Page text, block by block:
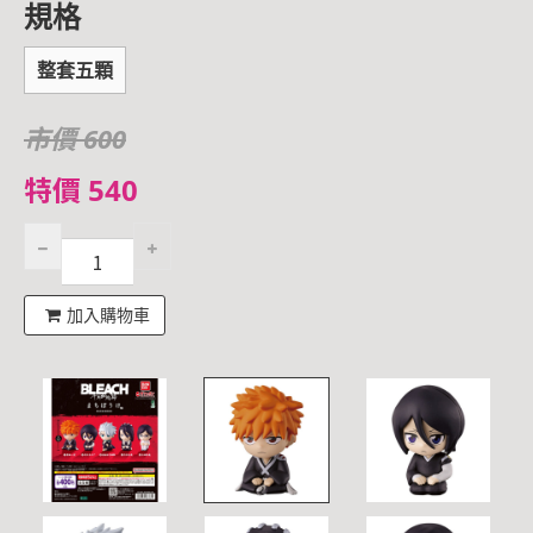
規格
整套五顆
市價 600
特價 540
加入購物車